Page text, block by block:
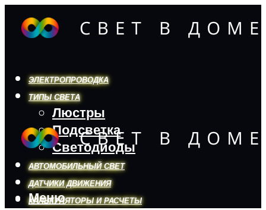
ЭЛЕКТРОПРОВОДКА
ТИПЫ СВЕТА
Люстры
Подсветка
Светодиоды
АВТОМОБИЛЬНЫЙ СВЕТ
ДАТЧИКИ ДВИЖЕНИЯ
КАЛЬКУЛЯТОРЫ И РАСЧЕТЫ
Меню